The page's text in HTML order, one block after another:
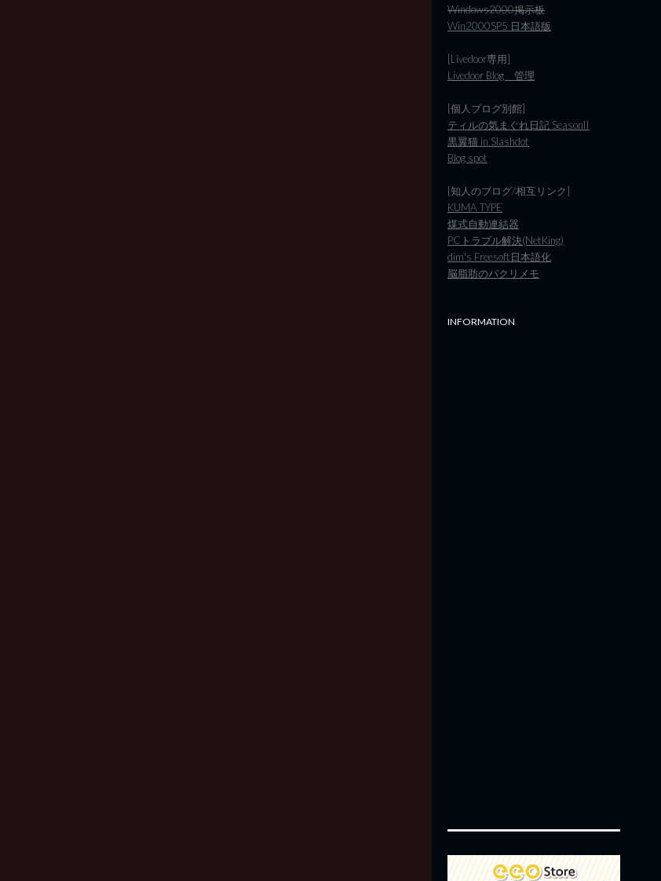
Windows2000掲示板
Win2000SP5 日本語版
[Livedoor専用]
Livedoor Blog 管理
[個人ブログ別館]
ティルの気まぐれ日記 SeasonII
黒翼猫 in Slashdot
Blog spot
[知人のブログ/相互リンク]
KUMA TYPE
煤式自動連結器
PCトラブル解決(NetKing)
dim's Freesoft日本語化
脳脂肪のパクリメモ
INFORMATION